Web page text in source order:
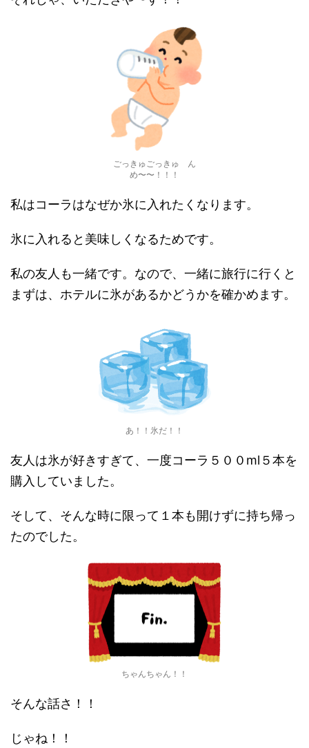
ごっきゅごっきゅ ん
め〜〜！！！
私はコーラはなぜか氷に入れたくなります。
氷に入れると美味しくなるためです。
私の友人も一緒です。なので、一緒に旅行に行くと
まずは、ホテルに氷があるかどうかを確かめます。
あ！！氷だ！！
友人は氷が好きすぎて、一度コーラ５００ml５本を
購入していました。
そして、そんな時に限って１本も開けずに持ち帰っ
たのでした。
ちゃんちゃん！！
そんな話さ！！
じゃね！！